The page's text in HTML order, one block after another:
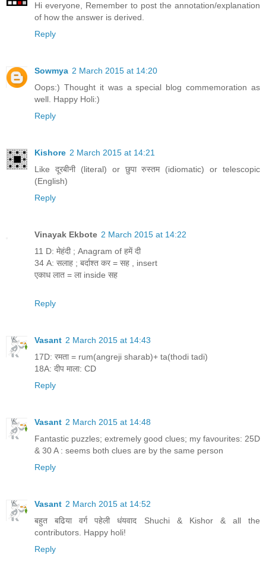
Hi everyone, Remember to post the annotation/explanation
of how the answer is derived.
Reply
Sowmya 2 March 2015 at 14:20
Oops:) Thought it was a special blog commemoration as
well. Happy Holi:)
Reply
Kishore 2 March 2015 at 14:21
Like दूरबीनी (literal) or छुपा रुस्तम (idiomatic) or telescopic
(English)
Reply
Vinayak Ekbote 2 March 2015 at 14:22
11 D: मेहंदी ; Anagram of हमें दी
34 A: सलाह ; बर्दाश्त कर = सह , insert
एकाध लात = ला inside सह
Reply
Vasant 2 March 2015 at 14:43
17D: रमता = rum(angreji sharab)+ ta(thodi tadi)
18A: दीप माला: CD
Reply
Vasant 2 March 2015 at 14:48
Fantastic puzzles; extremely good clues; my favourites: 25D
& 30 A : seems both clues are by the same person
Reply
Vasant 2 March 2015 at 14:52
बहुत बढिया वर्ग पहेली धंयवाद Shuchi & Kishor & all the
contributors. Happy holi!
Reply